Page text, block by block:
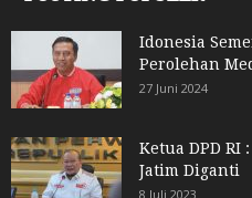
Idonesia
Perolehan
27 Juni 2024
Ketua DPD RI
Jatim Diganti
8 Juli 2023